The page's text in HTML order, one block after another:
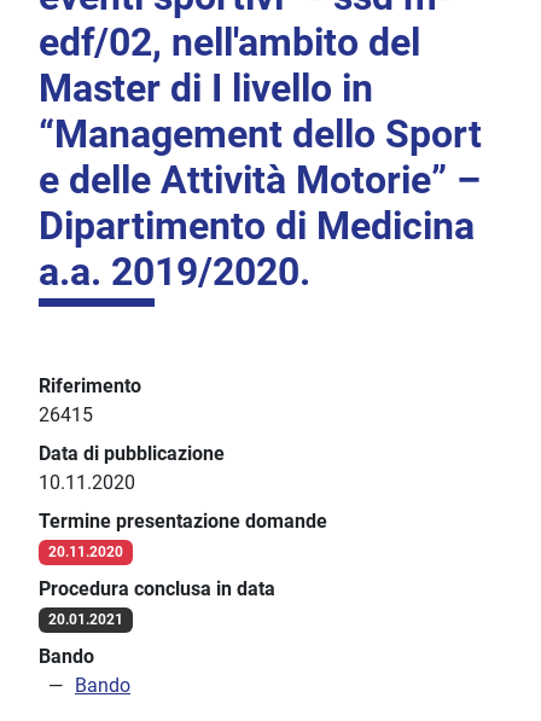
edf/02, nell'ambito del
Master di I livello in
“Management dello Sport
e delle Attività Motorie” –
Dipartimento di Medicina
a.a. 2019/2020.
Riferimento
26415
Data di pubblicazione
10.11.2020
Termine presentazione domande
20.11.2020
Procedura conclusa in data
20.01.2021
Bando
Bando